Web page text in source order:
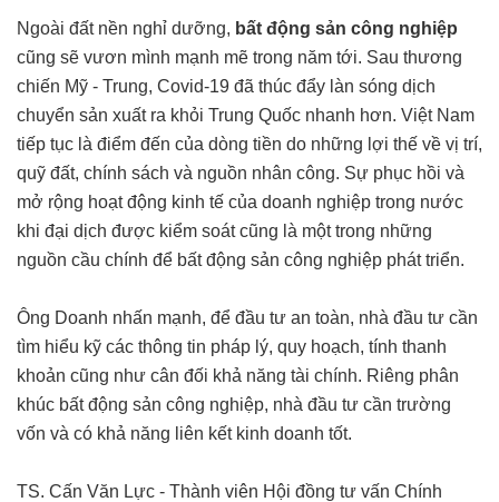
Ngoài đất nền nghỉ dưỡng, bất động sản công nghiệp
cũng sẽ vươn mình mạnh mẽ trong năm tới. Sau thương
chiến Mỹ - Trung, Covid-19 đã thúc đẩy làn sóng dịch
chuyển sản xuất ra khỏi Trung Quốc nhanh hơn. Việt Nam
tiếp tục là điểm đến của dòng tiền do những lợi thế về vị trí,
quỹ đất, chính sách và nguồn nhân công. Sự phục hồi và
mở rộng hoạt động kinh tế của doanh nghiệp trong nước
khi đại dịch được kiểm soát cũng là một trong những
nguồn cầu chính để bất động sản công nghiệp phát triển.
Ông Doanh nhấn mạnh, để đầu tư an toàn, nhà đầu tư cần
tìm hiểu kỹ các thông tin pháp lý, quy hoạch, tính thanh
khoản cũng như cân đối khả năng tài chính. Riêng phân
khúc bất động sản công nghiệp, nhà đầu tư cần trường
vốn và có khả năng liên kết kinh doanh tốt.
TS. Cấn Văn Lực - Thành viên Hội đồng tư vấn Chính